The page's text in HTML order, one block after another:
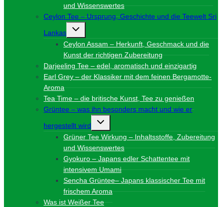
und Wissenswertes
Ceylon Tee – Ursprung, Geschichte und die Teewelt Sri
Lankas
Untermenü
Ceylon Assam – Herkunft, Geschmack und die
Kunst der richtigen Zubereitung
Darjeeling Tee – edel, aromatisch und einzigartig
Earl Grey – der Klassiker mit dem feinen Bergamotte-
Aroma
Tea Time – die britische Kunst, Tee zu genießen
Grüntee – was ihn besonders macht und wie er
hergestellt wird
Untermenü
Grüner Tee Wirkung – Inhaltsstoffe, Zubereitung
und Wissenswertes
Gyokuro – Japans edler Schattentee mit
intensivem Umami
Sencha Grüntee– Japans klassischer Tee mit
frischem Aroma
Was ist Weißer Tee